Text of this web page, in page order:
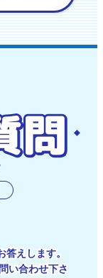
えします。
い合わせ下さ